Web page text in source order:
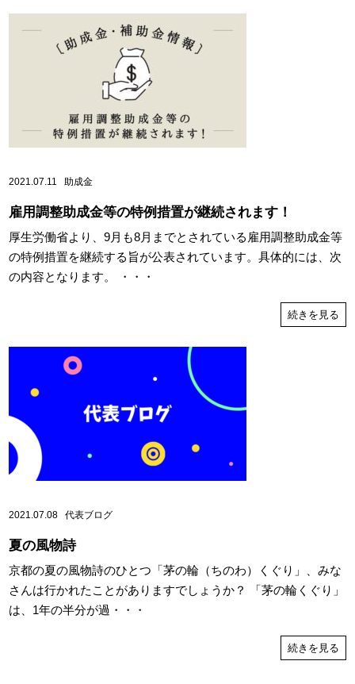
2021.07.11 助成金
雇用調整助成金等の特例措置が継続されます！
厚生労働省より、9月も8月までとされている雇用調整助成金等
の特例措置を継続する旨が公表されています。具体的には、次
の内容となります。 ・・・
続きを見る
2021.07.08 代表ブログ
夏の風物詩
京都の夏の風物詩のひとつ「茅の輪（ちのわ）くぐり」、みな
さんは行かれたことがありますでしょうか？ 「茅の輪くぐり」
は、1年の半分が過・・・
続きを見る